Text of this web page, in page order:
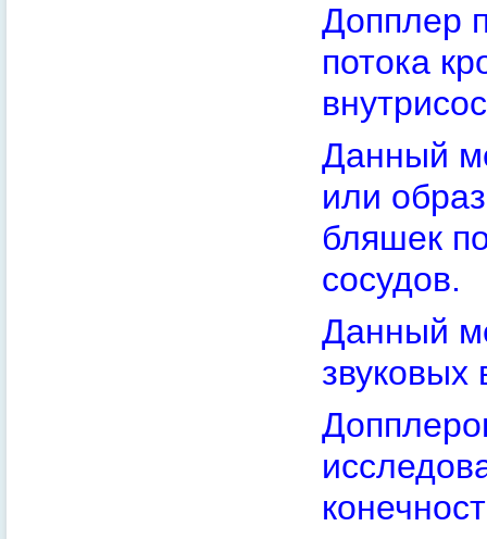
Допплер
потока
Данный
или
бляшек
сосудов.
Данный
звуковых